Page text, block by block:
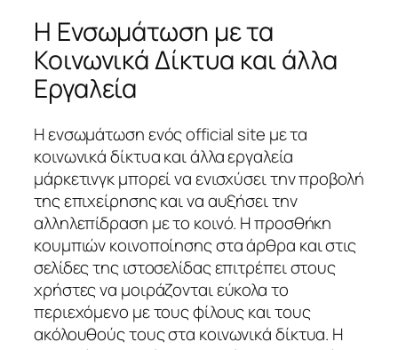
Η Ενσωμάτωση με τα
Κοινωνικά Δίκτυα και άλλα
Εργαλεία
Η ενσωμάτωση ενός official site με τα
κοινωνικά δίκτυα και άλλα εργαλεία
μάρκετινγκ μπορεί να ενισχύσει την προβολή
της επιχείρησης και να αυξήσει την
αλληλεπίδραση με το κοινό. Η προσθήκη
κουμπιών κοινοποίησης στα άρθρα και στις
σελίδες της ιστοσελίδας επιτρέπει στους
χρήστες να μοιράζονται εύκολα το
περιεχόμενο με τους φίλους και τους
ακόλουθούς τους στα κοινωνικά δίκτυα. Η